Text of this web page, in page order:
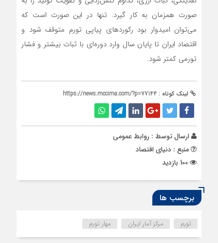
صورت همزمان به کار گیرد. تنها در این صورت است که
می‌توان امیدوار بود رکوردهای پیاپی تورم متوقف شود و
اقتصاد ایران تا پایان سال وارد دوره‌ای با ثبات بیشتر و فشار
تورمی کمتر شود.
لینک کوتاه : https://news.mccima.com/?p=77144
ارسال توسط : روابط عمومی
منبع : دنیای اقتصاد
برچسب ها
تورم مرکز آمار ایران مهار تورم